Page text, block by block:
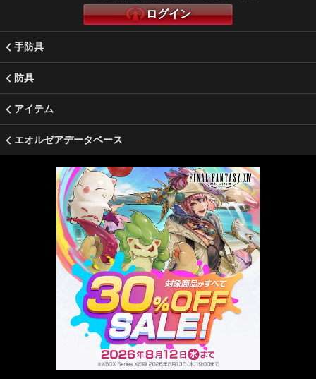
ログイン
手防具
防具
アイテム
エオルゼアデータベース